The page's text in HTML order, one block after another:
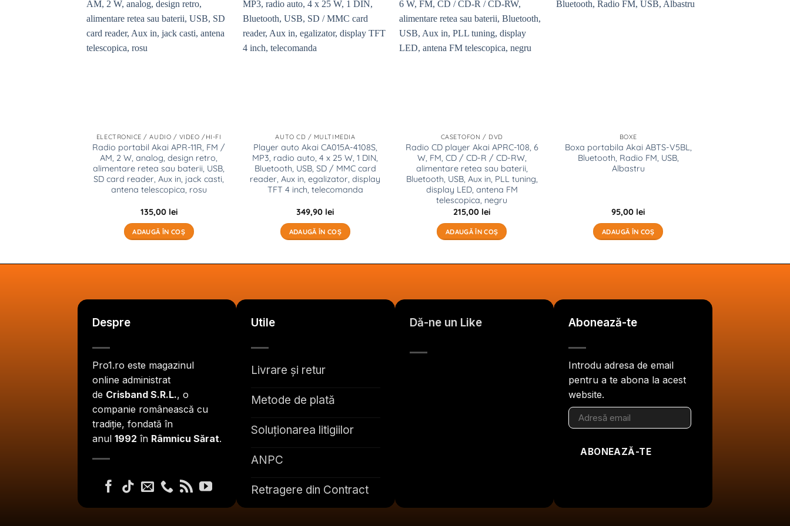
Add to
wishlist
ELECTRONICE / AUDIO / VIDEO /HI-FI
Radio portabil Akai APR-11R, FM /
AM, 2 W, analog, design retro,
alimentare retea sau baterii, USB,
SD card reader, Aux in, jack casti,
antena telescopica, rosu
135,00 lei
ADAUGĂ ÎN COȘ
Add to
wishlist
AUTO CD / MULTIMEDIA
Player auto Akai CA015A-4108S,
MP3, radio auto, 4 x 25 W, 1 DIN,
Bluetooth, USB, SD / MMC card
reader, Aux in, egalizator, display
TFT 4 inch, telecomanda
349,90 lei
ADAUGĂ ÎN COȘ
Add to
wishlist
CASETOFON / DVD
Radio CD player Akai APRC-108, 6
W, FM, CD / CD-R / CD-RW,
alimentare retea sau baterii,
Bluetooth, USB, Aux in, PLL tuning,
display LED, antena FM
telescopica, negru
215,00 lei
ADAUGĂ ÎN COȘ
BOXE
Boxa portabila Akai ABTS-V5BL,
Bluetooth, Radio FM, USB,
Albastru
95,00 lei
ADAUGĂ ÎN COȘ
Despre
Pro1.ro este magazinul
online administrat
de Crisband S.R.L., o
companie românească cu
tradiție, fondată în
anul 1992 în Râmnicu Sărat.
Utile
Livrare și retur
Metode de plată
Soluționarea litigiilor
ANPC
Retragere din Contract
Dă-ne un Like Abonează-te
Introdu adresa de email
pentru a te abona la acest
website.
Adresă
email
ABONEAZĂ-TE